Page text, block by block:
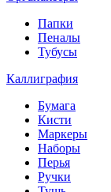
Папки
Пеналы
Тубусы
Каллиграфия
Бумага
Кисти
Маркеры
Наборы
Перья
Ручки